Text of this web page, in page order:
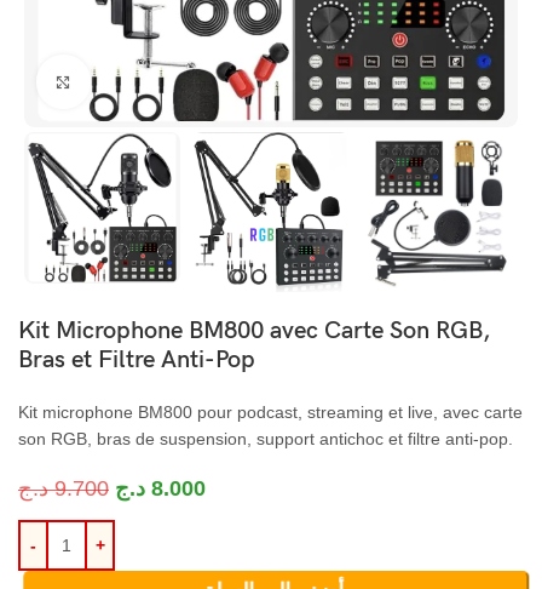
Cliquez pour agrandir
Kit Microphone BM800 avec Carte Son RGB,
Bras et Filtre Anti-Pop
Kit microphone BM800 pour podcast, streaming et live, avec carte
son RGB, bras de suspension, support antichoc et filtre anti-pop.
9.700 د.ج 8.000 د.ج